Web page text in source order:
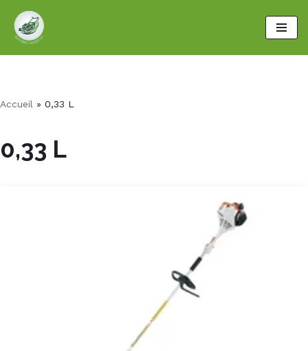
Aller
au
Accueil » 0,33 L
0,33 L